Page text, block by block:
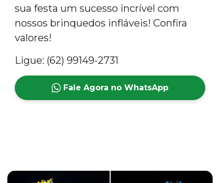
sua festa um sucesso incrível com
nossos brinquedos infláveis! Confira
valores!
Ligue: (62) 99149-2731
Fale Agora no WhatsApp